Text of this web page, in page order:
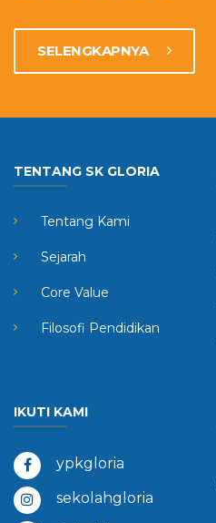
SELENGKAPNYA
TENTANG SK GLORIA
Tentang Kami
Sejarah
Core Value
Filosofi Pendidikan
IKUTI KAMI
ypkgloria
sekolahgloria